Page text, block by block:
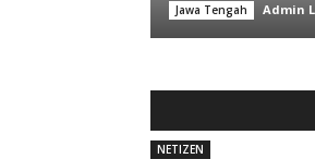
Jawa Tengah Admin
NETIZEN